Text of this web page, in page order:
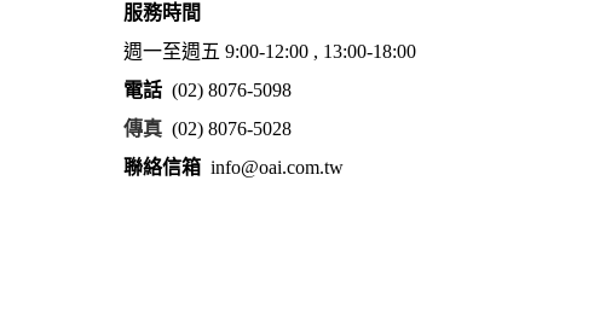
服務時間
週一至週五 9:00-12:00 , 13:00-18:00
電話 (02) 8076-5098
傳真 (02) 8076-5028
聯絡信箱 info@oai.com.tw